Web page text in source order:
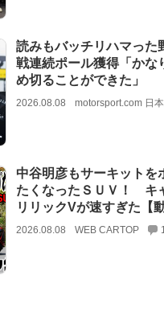
読みもバッチリハマった
戦連続ポール獲得「かな
め切ることができた」
2026.08.08 motorsport.com 日
中谷明彦もサーキットを
たくなったＳＵＶ！ キ
リリックVが速すぎた【動
2026.08.08 WEB CARTOP